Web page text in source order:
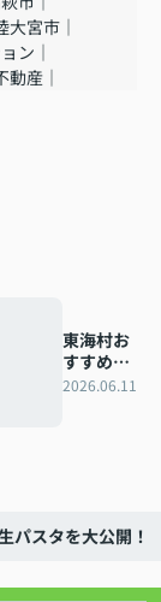
宮市｜
ン｜
産｜
東海村お
すすめ公
園
2026.06.11
パスタを大公開！